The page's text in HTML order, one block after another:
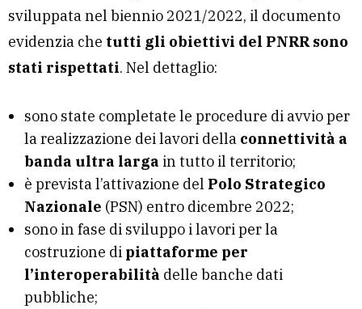
sviluppata nel biennio 2021/2022, il documento
evidenzia che tutti gli obiettivi del PNRR sono
stati rispettati. Nel dettaglio:
sono state completate le procedure di avvio per
la realizzazione dei lavori della connettività a
banda ultra larga in tutto il territorio;
è prevista l’attivazione del Polo Strategico
Nazionale (PSN) entro dicembre 2022;
sono in fase di sviluppo i lavori per la
costruzione di piattaforme per
l’interoperabilità delle banche dati
pubbliche;